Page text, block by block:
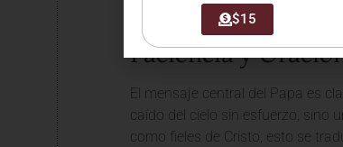
Paciencia y
El mensaje central del Papa es
caído del cielo sin esfuerzo, sino
como fieles de Cristo, esto se
$15